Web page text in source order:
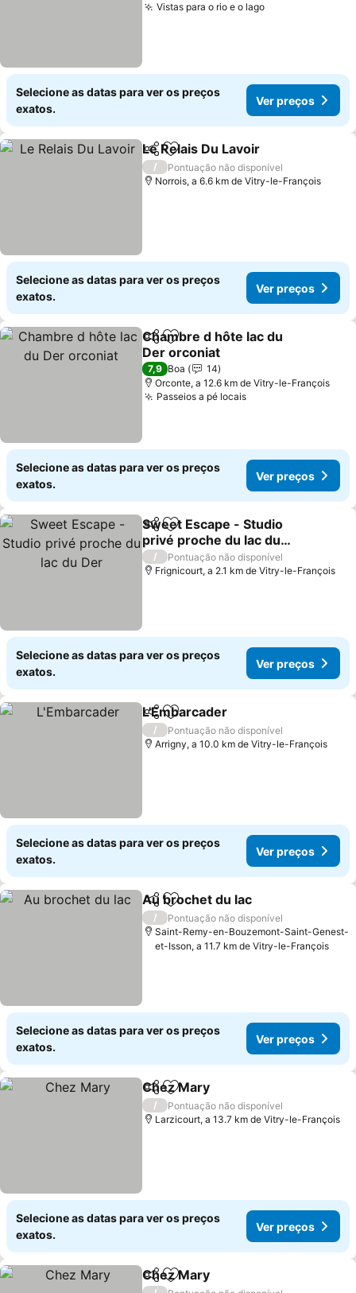
Vistas para o rio e o lagoVer preços
Selecione as datas para ver os preços
exatos.
Ver preços
PartilharAdicionar aos favoritos
Le Relais Du Lavoir
/
Pontuação não disponível
Norrois, a 6.6 km de Vitry-le-François
Selecione as datas para ver os preços
exatos.
Ver preços
PartilharAdicionar aos favoritos
Chambre d hôte lac du
Der orconiat
Ver preços
7,9 Boa
14
Orconte, a 12.6 km de Vitry-le-François
Passeios a pé locaisVer preços
Selecione as datas para ver os preços
exatos.
Ver preços
PartilharAdicionar aos favoritos
Sweet Escape - Studio
privé proche du lac du
Der
Ver preços
/
Pontuação não disponível
Frignicourt, a 2.1 km de Vitry-le-François
Selecione as datas para ver os preços
exatos.
Ver preços
PartilharAdicionar aos favoritos
L'Embarcader
/
Pontuação não disponível
Arrigny, a 10.0 km de Vitry-le-François
Selecione as datas para ver os preços
exatos.
Ver preços
PartilharAdicionar aos favoritos
Au brochet du lac
/
Pontuação não disponível
Saint-Remy-en-Bouzemont-Saint-Genest-
et-Isson, a 11.7 km de Vitry-le-François
Selecione as datas para ver os preços
exatos.
Ver preços
PartilharAdicionar aos favoritos
Chez Mary
/
Pontuação não disponível
Larzicourt, a 13.7 km de Vitry-le-François
Selecione as datas para ver os preços
exatos.
Ver preços
PartilharAdicionar aos favoritos
Chez Mary